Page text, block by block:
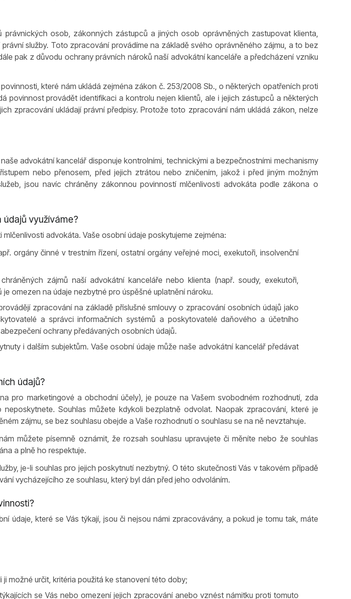
osob, zákonných zástupců a jiných osob oprávněných zastupovat klienta,
služby. Toto zpracování provádíme na základě svého oprávněného zájmu, a to bez
pak z důvodu ochrany právních nároků naší advokátní kanceláře a předcházení vzniku
které nám ukládá zejména zákon č. 253/2008 Sb., o některých opatřeních proti
provádět identifikaci a kontrolu nejen klientů, ale i jejich zástupců a některých
zpracování ukládají právní předpisy. Protože toto zpracování nám ukládá zákon, nelze
advokátní kancelář disponuje kontrolními, technickými a bezpečnostními mechanismy
nebo přenosem, před jejich ztrátou nebo zničením, jakož i před jiným možným
jsou navíc chráněny zákonnou povinností mlčenlivosti advokáta podle zákona o
využíváme?
advokáta. Vaše osobní údaje poskytujeme zejména:
orgány činné v trestním řízení, ostatní orgány veřejné moci, exekutoři, insolvenční
zájmů naší advokátní kanceláře nebo klienta (např. soudy, exekutoři,
omezen na údaje nezbytné pro úspěšné uplatnění nároku.
zpracování na základě příslušné smlouvy o zpracování osobních údajů jako
a správci informačních systémů a poskytovatelé daňového a účetního
ochrany předávaných osobních údajů.
i dalším subjektům. Vaše osobní údaje může naše advokátní kancelář předávat
údajů?
pro marketingové a obchodní účely), je pouze na Vašem svobodném rozhodnutí, zda
Souhlas můžete kdykoli bezplatně odvolat. Naopak zpracování, které je
zájmu, se bez souhlasu obejde a Vaše rozhodnutí o souhlasu se na ně nevztahuje.
můžete písemně oznámit, že rozsah souhlasu upravujete či měníte nebo že souhlas
a plně ho respektuje.
je-li souhlas pro jejich poskytnutí nezbytný. O této skutečnosti Vás v takovém případě
vycházejícího ze souhlasu, který byl dán před jeho odvoláním.
údaje, které se Vás týkají, jsou či nejsou námi zpracovávány, a pokud je tomu tak, máte
možné určit, kritéria použitá ke stanovení této doby;
se Vás nebo omezení jejich zpracování anebo vznést námitku proti tomuto